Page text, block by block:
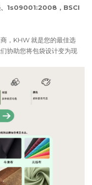
、1s09001:2008，BSCI
，KHW 就是您的最佳选
协助您将包袋设计变为现